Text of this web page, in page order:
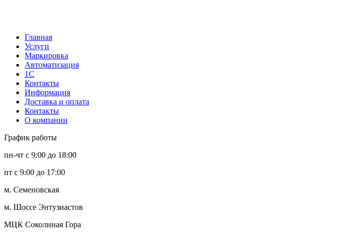
Главная
Услуги
Маркировка
Автоматизация
1С
Контакты
Информация
Доставка и оплата
Контакты
О компании
График работы
пн-чт с 9:00 до 18:00
пт с 9:00 до 17:00
м. Семеновская
м. Шоссе Энтузиастов
МЦК Соколиная Гора